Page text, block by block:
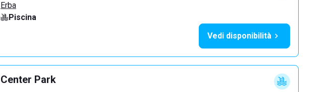
Erba
Piscina
Vedi disponibilità
Center Park